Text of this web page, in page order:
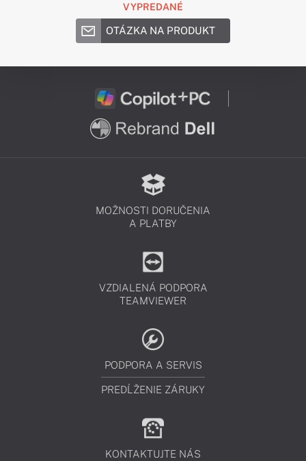
VYPREDANÉ
OTÁZKA NA PRODUKT
MOŽNOSTI DORUČENIA
A PLATBY
VZDIALENÁ PODPORA
TEAMVIEWER
PODPORA A SERVIS
PREDĹŽENIE ZÁRUKY
KONTAKTUJTE NÁS